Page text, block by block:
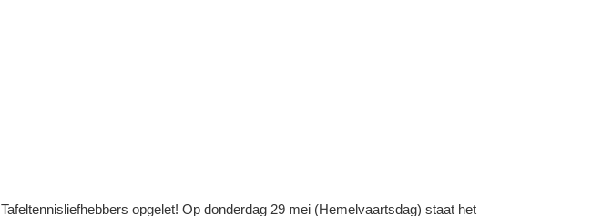
Tafeltennisliefhebbers opgelet! Op donderdag 29 mei (Hemelvaartsdag) staat het